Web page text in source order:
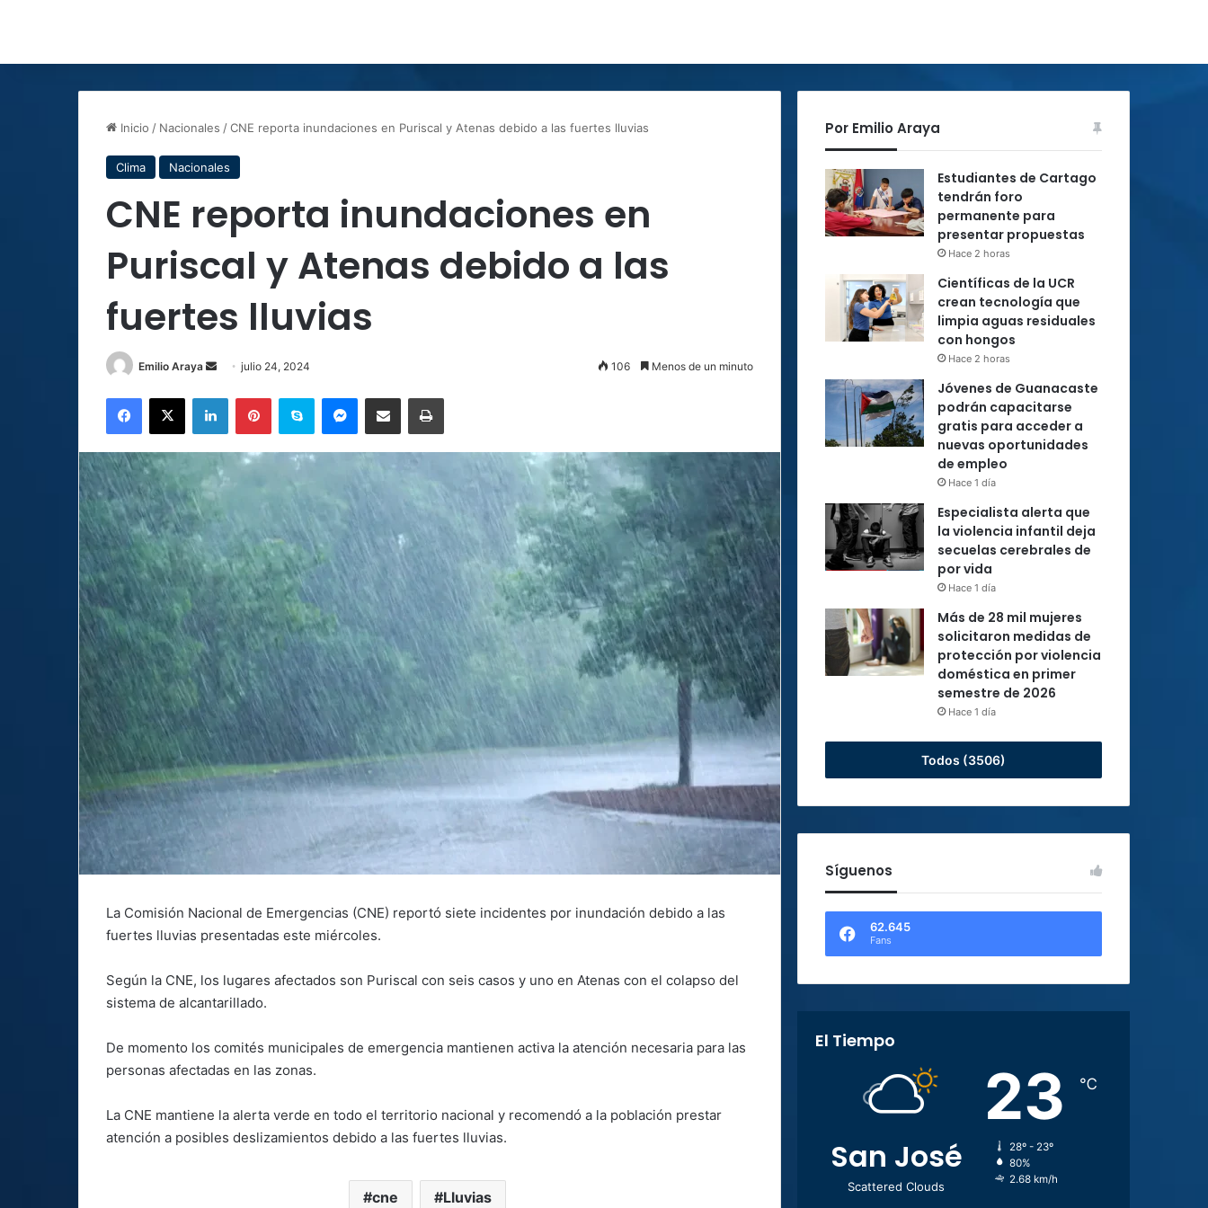
Inicio / Nacionales /CNE reporta inundaciones en Puriscal y Atenas debido a las fuertes lluvias
Clima Nacionales
CNE reporta inundaciones en
Puriscal y Atenas debido a las
fuertes lluvias
Emilio Araya
Sendjulio 24, 2024 106 Menos de un minuto
Facebook
X LinkedInPinterestSkype MessengerCompartir por correo electrónicoImprimir
La Comisión Nacional de Emergencias (CNE) reportó siete incidentes por inundación debido a las
fuertes lluvias presentadas este miércoles.
Según la CNE, los lugares afectados son Puriscal con seis casos y uno en Atenas con el colapso del
sistema de alcantarillado.
De momento los comités municipales de emergencia mantienen activa la atención necesaria para las
personas afectadas en las zonas.
La CNE mantiene la alerta verde en todo el territorio nacional y recomendó a la población prestar
atención a posibles deslizamientos debido a las fuertes lluvias.
cne Lluvias
Por Emilio Araya
Estudiantes de Cartago
tendrán foro
permanente para
presentar propuestas
Hace 2 horas
Científicas de la UCR
crean tecnología que
limpia aguas residuales
con hongos
Hace 2 horas
Jóvenes de Guanacaste
podrán capacitarse
gratis para acceder a
nuevas oportunidades
de empleo
Hace 1 día
Especialista alerta que
la violencia infantil deja
secuelas cerebrales de
por vida
Hace 1 día
Más de 28 mil mujeres
solicitaron medidas de
protección por violencia
doméstica en primer
semestre de 2026
Hace 1 día
Todos (3506)
Síguenos
62.645
Fans
El Tiempo
San José
Scattered Clouds
23 ℃
28º - 23º
80%
2.68 km/h